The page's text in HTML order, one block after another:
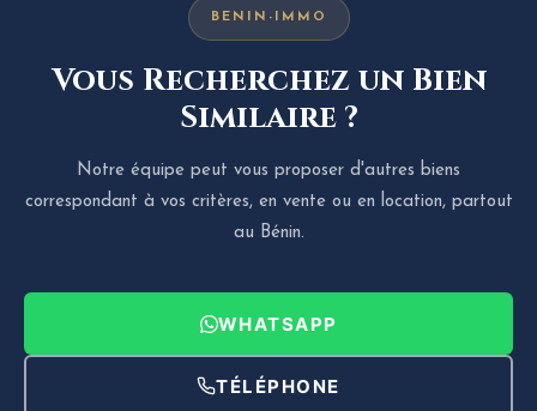
BENIN-IMMO
Vous Recherchez un Bien
Similaire ?
Notre équipe peut vous proposer d'autres biens
correspondant à vos critères, en vente ou en location, partout
au Bénin.
WHATSAPP
TÉLÉPHONE